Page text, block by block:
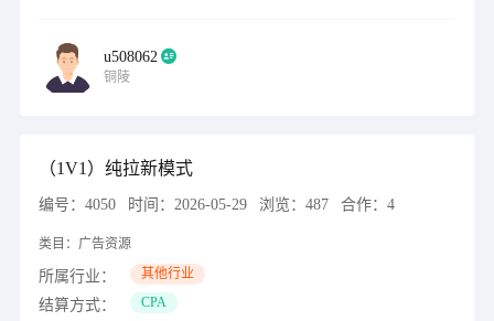
u508062
铜陵
（1V1）纯拉新模式
编号： 4050 时间： 2026-05-29 浏览： 487 合作： 4
类目： 广告资源
所属行业： 其他行业
结算方式： CPA